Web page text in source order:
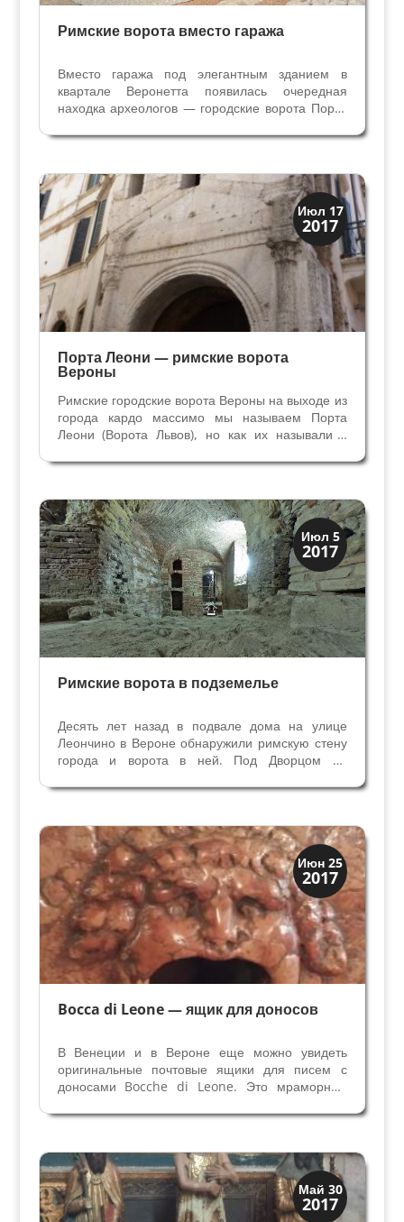
Римские ворота вместо гаража
Вместо гаража под элегантным зданием в
квартале Веронетта появилась очередная
находка археологов — городские ворота Порта
- в 90-х годы хозяева дома решили провести
домом. Из студии...
Июл 17
2017
Верона
Посмотрите в Вероне
Порта Леони — римские ворота
Вероны
Римские городские ворота Вероны на выходе из
города кардо массимо мы называем Порта
Леони (Ворота Львов), но как их называли в
ворота Порта Сан Фермо по церкви Святых
употребляли классическое...
Июл 5
2017
Верона
Римская Верона
Римские ворота в подземелье
Десять лет назад в подвале дома на улице
Леончино в Вероне обнаружили римскую стену
города и ворота в ней. Под Дворцом де
это время. Три помещения в подземелье на
Верону Римской эпохи. В...
Июн 25
2017
Венецианская
Верона
Bocca di Leone — ящик для доносов
В Венеции и в Вероне еще можно увидеть
оригинальные почтовые ящики для писем с
доносами Bocche di Leone. Это мраморные
символа Венецианского Государства или
отверстие, в которое опускали...
Май 30
2017
Верона
Веронцы